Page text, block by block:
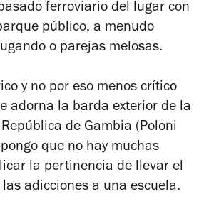
ferroviario del lugar con
público, a menudo
o parejas melosas.
y no por eso menos crítico
adorna la barda exterior de la
de Gambia (Poloni
que no hay muchas
la pertinencia de llevar el
adicciones a una escuela.